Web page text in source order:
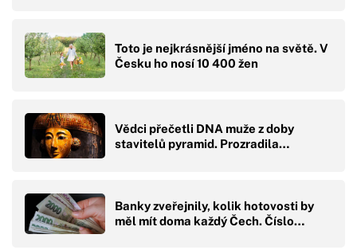
Toto je nejkrásnější jméno na světě. V
Česku ho nosí 10 400 žen
Vědci přečetli DNA muže z doby
stavitelů pyramid. Prozradila…
Banky zveřejnily, kolik hotovosti by
měl mít doma každý Čech. Číslo…